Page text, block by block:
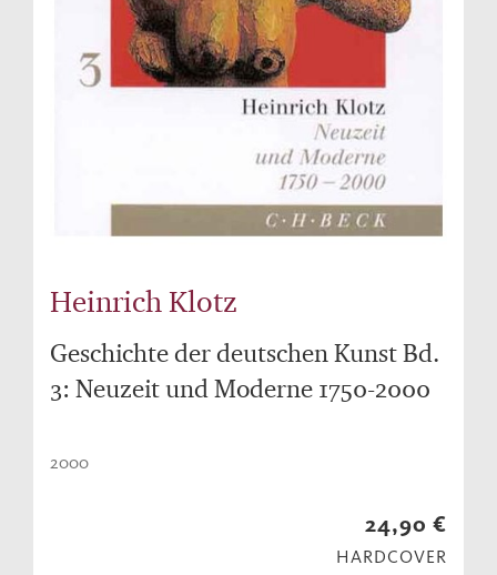
Heinrich Klotz
Geschichte der deutschen Kunst Bd.
3: Neuzeit und Moderne 1750-2000
2000
24,90 €
HARDCOVER